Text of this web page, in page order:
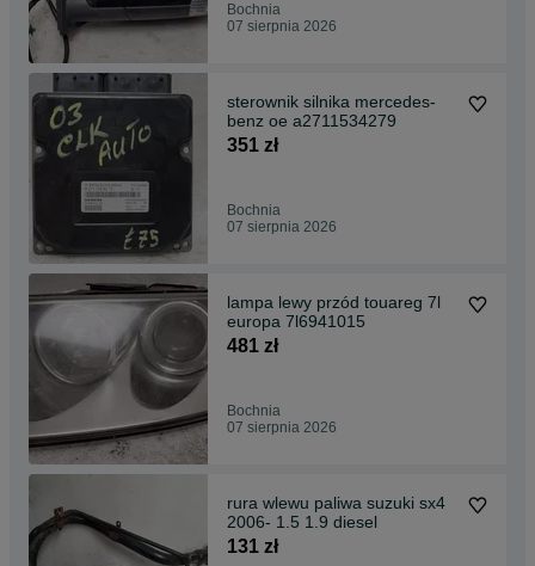
Bochnia
07 sierpnia 2026
sterownik silnika mercedes-
benz oe a2711534279
351 zł
Bochnia
07 sierpnia 2026
lampa lewy przód touareg 7l
europa 7l6941015
481 zł
Bochnia
07 sierpnia 2026
rura wlewu paliwa suzuki sx4
2006- 1.5 1.9 diesel
131 zł